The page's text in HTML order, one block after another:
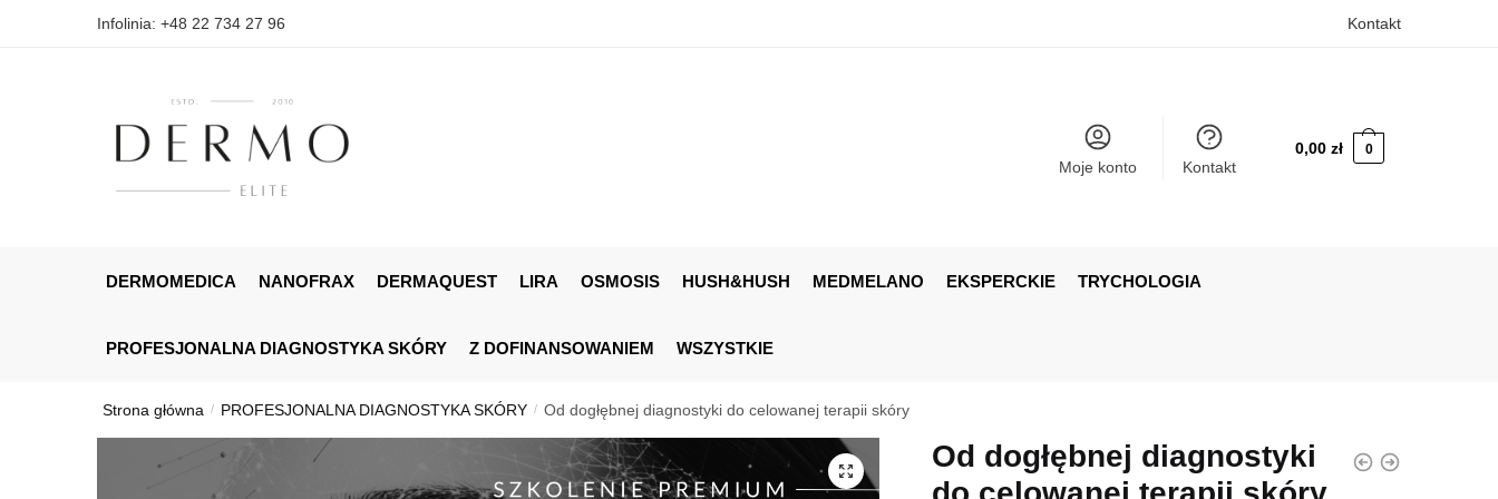
Infolinia: +48 22 734 27 96 Kontakt
Moje konto Kontakt
0,00 zł 0
DERMOMEDICA NANOFRAX DERMAQUEST LIRA OSMOSIS HUSH&HUSH MEDMELANO EKSPERCKIE TRYCHOLOGIA
PROFESJONALNA DIAGNOSTYKA SKÓRY Z DOFINANSOWANIEM WSZYSTKIE
Strona główna / PROFESJONALNA DIAGNOSTYKA SKÓRY / Od dogłębnej diagnostyki do celowanej terapii skóry
Od dogłębnej diagnostyki